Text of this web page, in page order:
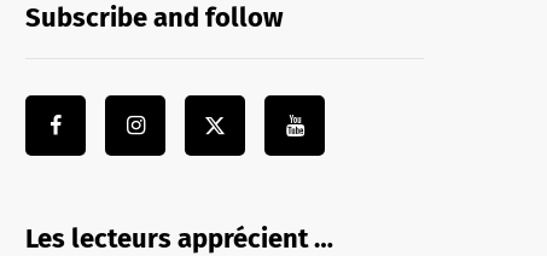
Subscribe and follow
Les lecteurs apprécient …